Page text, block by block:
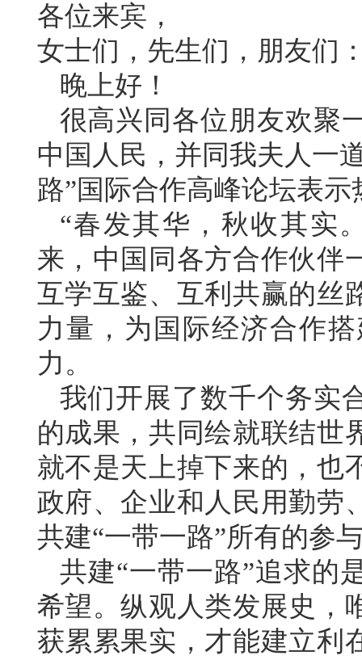
各位来宾，
女士们，先生们，朋友们
晚上好！
很高兴同各位朋友欢聚
中国人民，并同我夫人一
路”国际合作高峰论坛表示
“春发其华，秋收其实
来，中国同各方合作伙伴
互学互鉴、互利共赢的丝
力量，为国际经济合作
力。
我们开展了数千个务实
的成果，共同绘就联结世
就不是天上掉下来的，也
政府、企业和人民用勤劳
共建“一带一路”所有的参
共建“一带一路”追求的
希望。纵观人类发展史，
获累累果实，才能建立利